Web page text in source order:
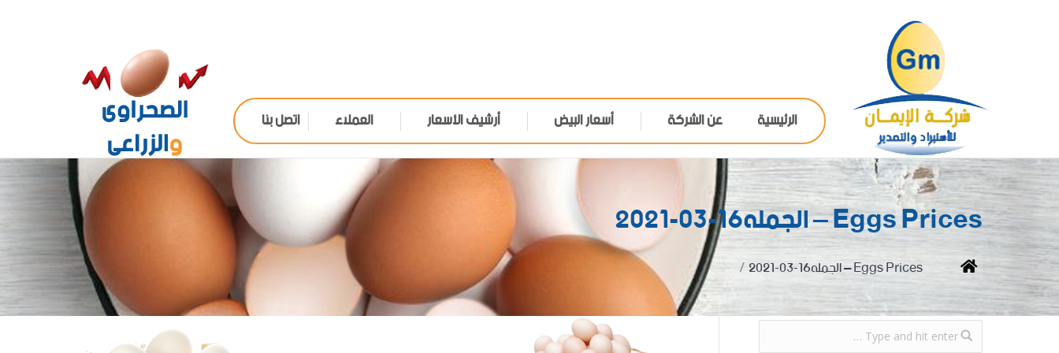
الرئيسية عن الشركة أسعار البيض أرشيف الأسعار العملاء اتصل بنا
Eggs Prices – الجمله16-03-2021
You are here:
Home Eggs Prices – الجمله16-03-2021